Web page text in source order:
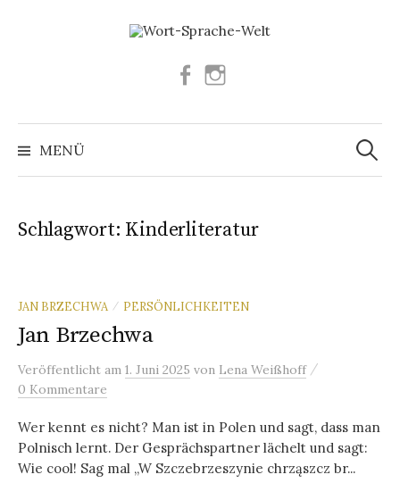
Facebook
MENÜ
Suchen
nach:
Schlagwort: Kinderliteratur
JAN BRZECHWA / PERSÖNLICHKEITEN
Jan Brzechwa
Veröffentlicht am 1. Juni 2025 von Lena Weißhoff /
0 Kommentare
Wer kennt es nicht? Man ist in Polen und sagt, dass man
Polnisch lernt. Der Gesprächspartner lächelt und sagt:
Wie cool! Sag mal „W Szczebrzeszynie chrząszcz br...